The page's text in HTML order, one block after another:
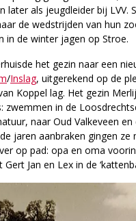
later als jeugdleider bij LVV.
de wedstrijden van hun
in de winter jagen op Stroe.
het gezin naar een
/Inslag, uitgerekend op de
Koppel lag. Het gezin
zwemmen in de
naar Oud Valkeveen en
jaren aanbraken gingen ze
op pad: opa en oma
Jan en Lex in de